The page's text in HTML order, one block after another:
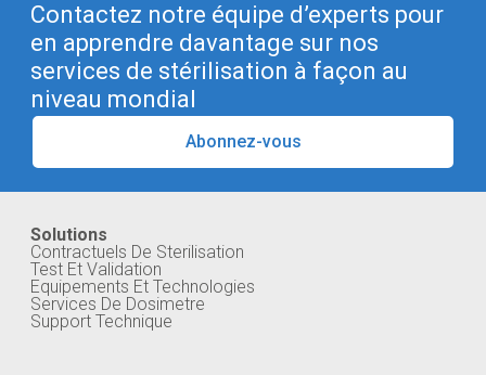
Contactez notre équipe d’experts pour
en apprendre davantage sur nos
services de stérilisation à façon au
niveau mondial
Abonnez-vous
Solutions
Contractuels De Sterilisation
Test Et Validation
Equipements Et Technologies
Services De Dosimetre
Support Technique